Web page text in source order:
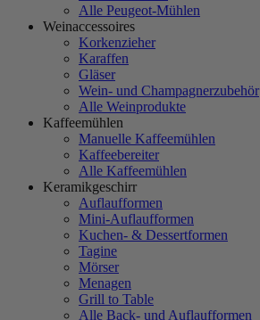
Alle Peugeot-Mühlen
Weinaccessoires
Korkenzieher
Karaffen
Gläser
Wein- und Champagnerzubehör
Alle Weinprodukte
Kaffeemühlen
Manuelle Kaffeemühlen
Kaffeebereiter
Alle Kaffeemühlen
Keramikgeschirr
Auflaufformen
Mini-Auflaufformen
Kuchen- & Dessertformen
Tagine
Mörser
Menagen
Grill to Table
Alle Back- und Auflaufformen